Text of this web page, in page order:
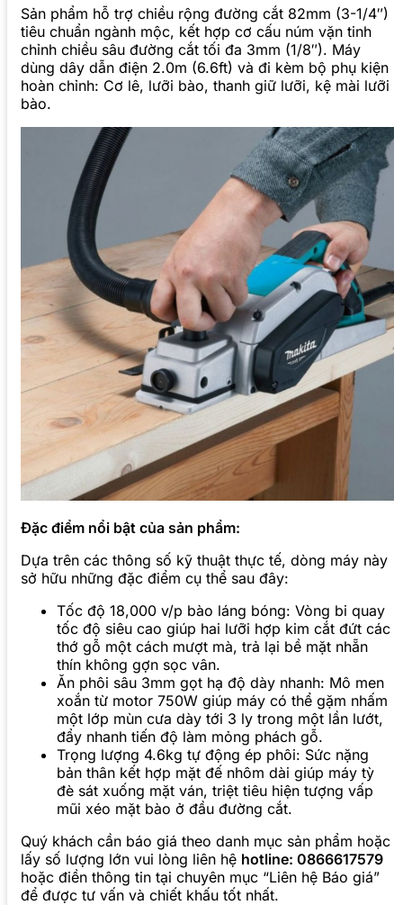
Sản phẩm hỗ trợ chiều rộng đường cắt 82mm (3-1/4″)
tiêu chuẩn ngành mộc, kết hợp cơ cấu núm vặn tinh
chỉnh chiều sâu đường cắt tối đa 3mm (1/8″). Máy
dùng dây dẫn điện 2.0m (6.6ft) và đi kèm bộ phụ kiện
hoàn chỉnh: Cơ lê, lưỡi bào, thanh giữ lưỡi, kệ mài lưỡi
bào.
Đặc điểm nổi bật của sản phẩm:
Dựa trên các thông số kỹ thuật thực tế, dòng máy này
sở hữu những đặc điểm cụ thể sau đây:
Tốc độ 18,000 v/p bào láng bóng: Vòng bi quay
tốc độ siêu cao giúp hai lưỡi hợp kim cắt đứt các
thớ gỗ một cách mượt mà, trả lại bề mặt nhẵn
thín không gợn sọc vân.
Ăn phôi sâu 3mm gọt hạ độ dày nhanh: Mô men
xoắn từ motor 750W giúp máy có thể gặm nhấm
một lớp mùn cưa dày tới 3 ly trong một lần lướt,
đẩy nhanh tiến độ làm mỏng phách gỗ.
Trọng lượng 4.6kg tự động ép phôi: Sức nặng
bản thân kết hợp mặt đế nhôm dài giúp máy tỳ
đè sát xuống mặt ván, triệt tiêu hiện tượng vấp
mũi xéo mặt bào ở đầu đường cắt.
Quý khách cần báo giá theo danh mục sản phẩm hoặc
lấy số lượng lớn vui lòng liên hệ hotline: 0866617579
hoặc điền thông tin tại chuyên mục “Liên hệ Báo giá”
để được tư vấn và chiết khấu tốt nhất.